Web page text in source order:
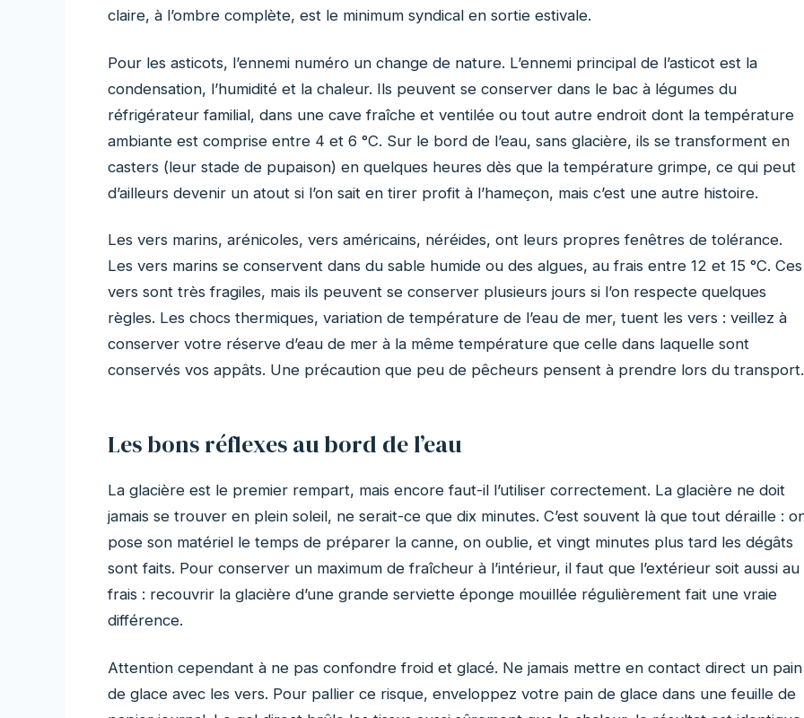
claire, à l’ombre complète, est le minimum syndical en sortie estivale.
Pour les asticots, l’ennemi numéro un change de nature. L’ennemi principal de l’asticot est la
condensation, l’humidité et la chaleur. Ils peuvent se conserver dans le bac à légumes du
réfrigérateur familial, dans une cave fraîche et ventilée ou tout autre endroit dont la température
ambiante est comprise entre 4 et 6 °C. Sur le bord de l’eau, sans glacière, ils se transforment en
casters (leur stade de pupaison) en quelques heures dès que la température grimpe, ce qui peut
d’ailleurs devenir un atout si l’on sait en tirer profit à l’hameçon, mais c’est une autre histoire.
Les vers marins, arénicoles, vers américains, néréides, ont leurs propres fenêtres de tolérance.
Les vers marins se conservent dans du sable humide ou des algues, au frais entre 12 et 15 °C. Ces
vers sont très fragiles, mais ils peuvent se conserver plusieurs jours si l’on respecte quelques
règles. Les chocs thermiques, variation de température de l’eau de mer, tuent les vers : veillez à
conserver votre réserve d’eau de mer à la même température que celle dans laquelle sont
conservés vos appâts. Une précaution que peu de pêcheurs pensent à prendre lors du transport.
Les bons réflexes au bord de l’eau
La glacière est le premier rempart, mais encore faut-il l’utiliser correctement. La glacière ne doit
jamais se trouver en plein soleil, ne serait-ce que dix minutes. C’est souvent là que tout déraille :
pose son matériel le temps de préparer la canne, on oublie, et vingt minutes plus tard les dégâts
sont faits. Pour conserver un maximum de fraîcheur à l’intérieur, il faut que l’extérieur soit aussi au
frais : recouvrir la glacière d’une grande serviette éponge mouillée régulièrement fait une vraie
différence.
Attention cependant à ne pas confondre froid et glacé. Ne jamais mettre en contact direct un pain
de glace avec les vers. Pour pallier ce risque, enveloppez votre pain de glace dans une feuille de